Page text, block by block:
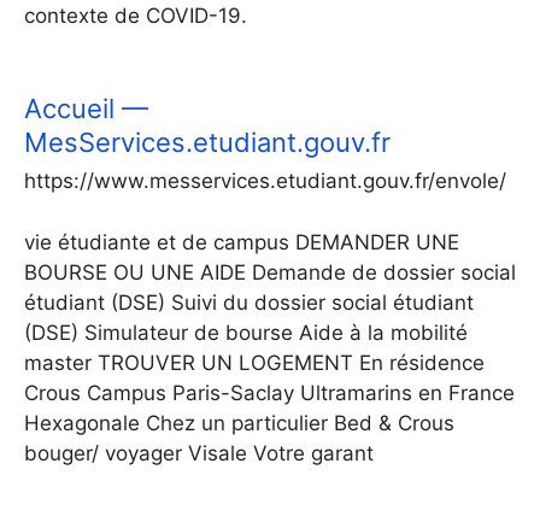
contexte de COVID-19.
Accueil —
MesServices.etudiant.gouv.fr
https://www.messervices.etudiant.gouv.fr/envole/
vie étudiante et de campus DEMANDER UNE
BOURSE OU UNE AIDE Demande de dossier social
étudiant (DSE) Suivi du dossier social étudiant
(DSE) Simulateur de bourse Aide à la mobilité
master TROUVER UN LOGEMENT En résidence
Crous Campus Paris-Saclay Ultramarins en France
Hexagonale Chez un particulier Bed & Crous
bouger/ voyager Visale Votre garant